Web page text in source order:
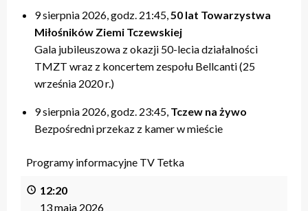
9 sierpnia 2026, godz. 21:45, 50 lat Towarzystwa
Miłośników Ziemi Tczewskiej
Gala jubileuszowa z okazji 50-lecia działalności
TMZT wraz z koncertem zespołu Bellcanti (25
września 2020 r.)
9 sierpnia 2026, godz. 23:45, Tczew na żywo
Bezpośredni przekaz z kamer w mieście
Programy informacyjne TV Tetka
12:20
13 maja 2026